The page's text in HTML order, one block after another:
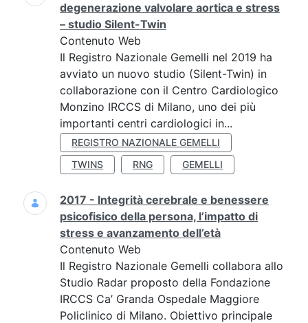
degenerazione valvolare aortica e stress
– studio Silent-Twin
Contenuto Web
Il Registro Nazionale Gemelli nel 2019 ha
avviato un nuovo studio (Silent-Twin) in
collaborazione con il Centro Cardiologico
Monzino IRCCS di Milano, uno dei più
importanti centri cardiologici in...
REGISTRO NAZIONALE GEMELLI
TWINS
RNG GEMELLI
2017 - Integrità cerebrale e benessere
psicofisico della persona, l’impatto di
stress e avanzamento dell’età
Contenuto Web
Il Registro Nazionale Gemelli collabora allo
Studio Radar proposto della Fondazione
IRCCS Ca’ Granda Ospedale Maggiore
Policlinico di Milano. Obiettivo principale